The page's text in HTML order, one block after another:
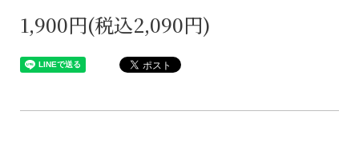
1,900円(税込2,090円)